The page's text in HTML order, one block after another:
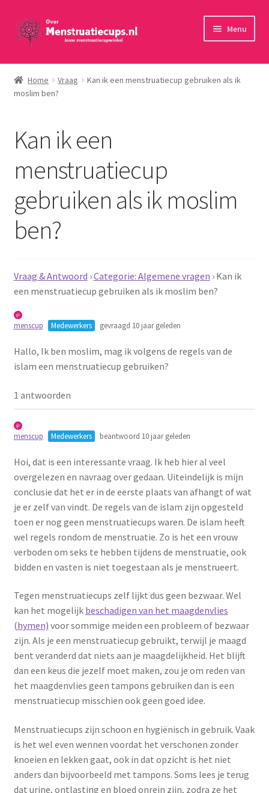
Ga
door
navigatie
Ga
naar
inhoud
Menu
Home
30 minuten persoonlijk advies
Menstruatiesponsjes
Wasbaar maandverband
Schoonmaken
Voordeelpakketten
Proefpakketten
Home Vraag
Kan ik een menstruatiecup gebruiken als ik
moslim ben?
Kan ik een
menstruatiecup
gebruiken als ik moslim
ben?
Vraag & Antwoord ›Categorie: Algemene vragen › Kan ik
een menstruatiecup gebruiken als ik moslim ben?
menscup Medewerkers gevraagd 10 jaar geleden
Hallo, Ik ben moslim, mag ik volgens de regels van de
islam een menstruatiecup gebruiken?
1 antwoorden
menscup Medewerkers beantwoord 10 jaar geleden
Hoi, dat is een interessante vraag. Ik heb hier al veel
overgelezen en navraag over gedaan. Uiteindelijk is mijn
conclusie dat het er in de eerste plaats van afhangt of wat
je er zelf van vindt. De regels van de islam zijn opgesteld
toen er nog geen menstruatiecups waren. De islam heeft
wel regels rondom de menstruatie. Zo is het een vrouw
verboden om seks te hebben tijdens de menstruatie, ook
bidden en vasten is niet toegestaan als je menstrueert.
Tegen menstruatiecups zelf lijkt dus geen bezwaar. Wel
kan het mogelijk beschadigen van het maagdenvlies
(hymen) voor sommige meiden een probleem of bezwaar
zijn. Als je een menstruatiecup gebruikt, terwijl je maagd
bent veranderd dat niets aan je maagdelijkheid. Het blijft
dan een keus die jezelf moet maken, zou je om reden van
het maagdenvlies geen tampons gebruiken dan is een
menstruatiecup misschien ook geen goed idee.
Menstruatiecups zijn schoon en hygiënisch in gebruik. Vaak
is het wel even wennen voordat het verschonen zonder
knoeien en lekken gaat, ook in dat opzicht is het niet
anders dan bijvoorbeeld met tampons. Soms lees je terug
dat urine, ontlasting en bloed onrein zijn, zodra ze het